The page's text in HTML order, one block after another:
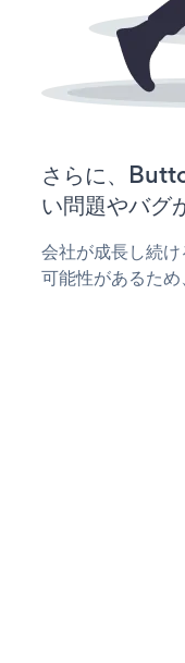
さらに、
い問題やバグ
会社が成長し続
可能性があるため